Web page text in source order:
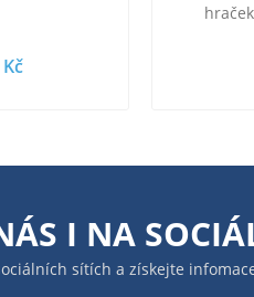
I NA
sítích a získejte